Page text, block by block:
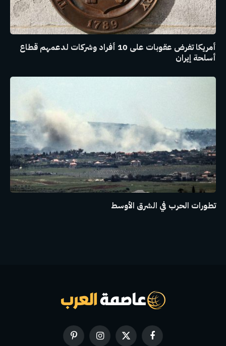
أمريكا تفرض عقوبات على 10 أفراد وشركات لدعمهم قطاع
أسلحة إيران
تطورات الحرب في الشرق الأوسط
فيسبوك
X
الانستغرامبينتيريست